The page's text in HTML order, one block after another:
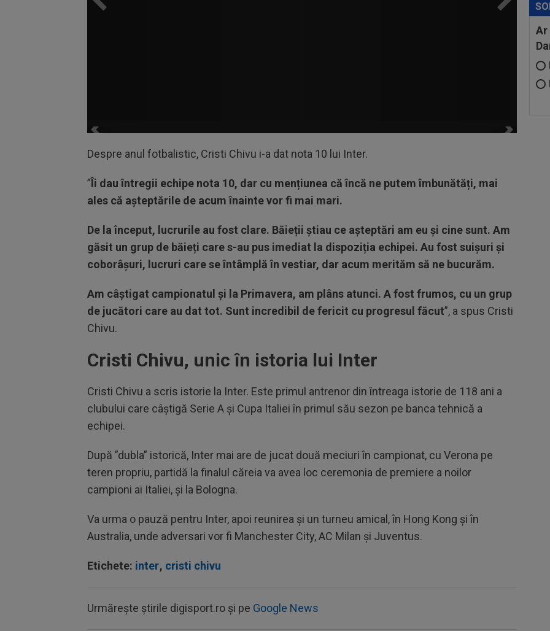
Despre anul fotbalistic, Cristi Chivu i-a dat nota 10 lui Inter.
”Îi dau întregii echipe nota 10, dar cu mențiunea că încă ne putem îmbunătăți, mai
ales că așteptările de acum înainte vor fi mai mari.
De la început, lucrurile au fost clare. Băieții știau ce așteptări am eu și cine sunt. Am
găsit un grup de băieți care s-au pus imediat la dispoziția echipei. Au fost suișuri și
coborâșuri, lucruri care se întâmplă în vestiar, dar acum merităm să ne bucurăm.
Am câștigat campionatul și la Primavera, am plâns atunci. A fost frumos, cu un grup
de jucători care au dat tot. Sunt incredibil de fericit cu progresul făcut”, a spus Cristi
Chivu.
Cristi Chivu, unic în istoria lui Inter
Cristi Chivu a scris istorie la Inter. Este primul antrenor din întreaga istorie de 118 ani a
clubului care câștigă Serie A și Cupa Italiei în primul său sezon pe banca tehnică a
echipei.
După ”dubla” istorică, Inter mai are de jucat două meciuri în campionat, cu Verona pe
teren propriu, partidă la finalul căreia va avea loc ceremonia de premiere a noilor
campioni ai Italiei, și la Bologna.
Va urma o pauză pentru Inter, apoi reunirea și un turneu amical, în Hong Kong și în
Australia, unde adversari vor fi Manchester City, AC Milan și Juventus.
Etichete: inter, cristi chivu
Urmărește știrile digisport.ro și pe Google News
Ar